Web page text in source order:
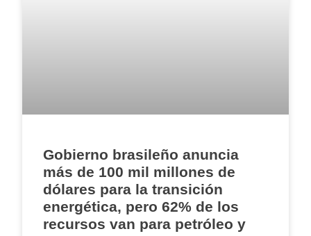
Gobierno brasileño anuncia
más de 100 mil millones de
dólares para la transición
energética, pero 62% de los
recursos van para petróleo y